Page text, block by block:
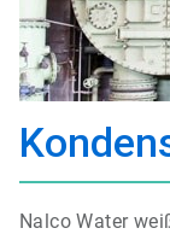
Nalco Water